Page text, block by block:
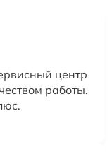
центр
работы.